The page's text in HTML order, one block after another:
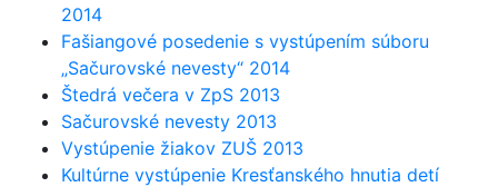
2014
Fašiangové posedenie s vystúpením súboru
„Sačurovské nevesty“ 2014
Štedrá večera v ZpS 2013
Sačurovské nevesty 2013
Vystúpenie žiakov ZUŠ 2013
Kultúrne vystúpenie Kresťanského hnutia detí